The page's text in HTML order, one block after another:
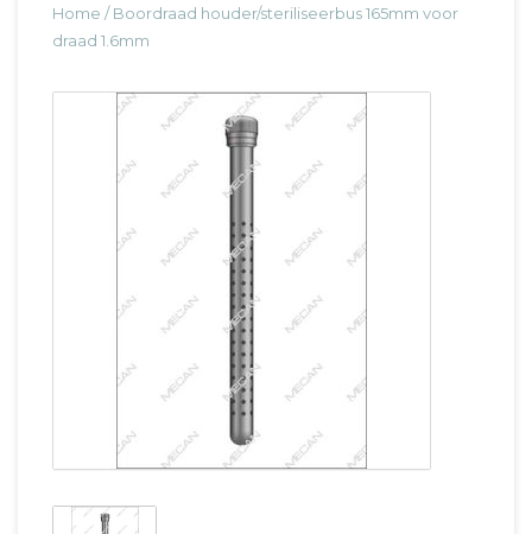
Home /Boordraad houder/steriliseerbus 165mm voor
draad 1.6mm